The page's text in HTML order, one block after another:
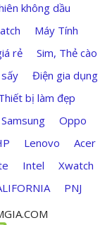
không dầu
Máy Tính
rẻ
Sim, Thẻ cào
Điện gia dụng
bị làm đẹp
Samsung
Oppo
Lenovo
Acer
Intel
Xwatch
PNJ